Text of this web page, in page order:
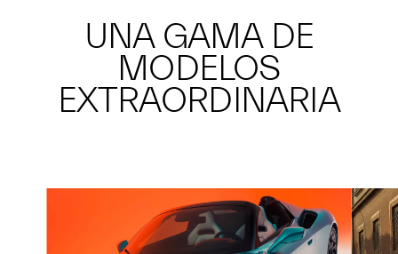
UNA GAMA DE
MODELOS
EXTRAORDINARIA